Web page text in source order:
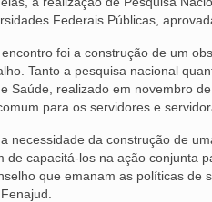
Federais Públicas,
foi a construção de um
Tanto a pesquisa nacional
Saúde, realizado em novembro
para os servidores e
necessidade da construção de
de capacitá-los na ação conjunta
que emanam as políticas